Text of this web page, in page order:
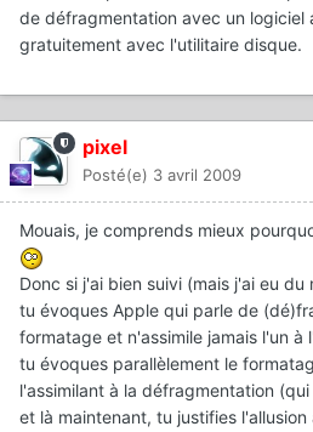
de défragmentation avec un logiciel
gratuitement avec l'utilitaire disque.
pixel
Posté(e) 3 avril 2009
Mouais, je comprends mieux
Donc si j'ai bien suivi (mais j'ai eu du
tu évoques Apple qui parle de
formatage et n'assimile jamais l'un à
tu évoques parallèlement le
l'assimilant à la défragmentation
et là maintenant, tu justifies